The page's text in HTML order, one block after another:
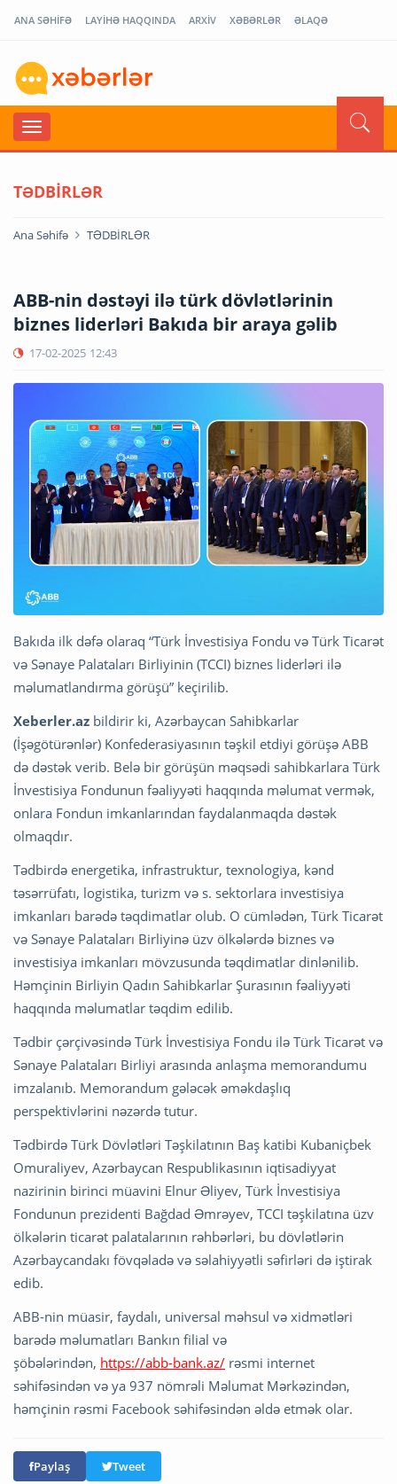
ANA SƏHİFƏ LAYİHƏ HAQQINDA ARXİV XƏBƏRLƏR ƏLAQƏ
TƏDBİRLƏR
Ana Səhifə TƏDBİRLƏR
ABB-nin dəstəyi ilə türk dövlətlərinin
biznes liderləri Bakıda bir araya gəlib
17-02-2025 12:43
Bakıda ilk dəfə olaraq “Türk İnvestisiya Fondu və Türk Ticarət
və Sənaye Palataları Birliyinin (TCCI) biznes liderləri ilə
məlumatlandırma görüşü” keçirilib.
Xeberler.az bildirir ki, Azərbaycan Sahibkarlar
(İşəgötürənlər) Konfederasiyasının təşkil etdiyi görüşə ABB
də dəstək verib. Belə bir görüşün məqsədi sahibkarlara Türk
İnvestisiya Fondunun fəaliyyəti haqqında məlumat vermək,
onlara Fondun imkanlarından faydalanmaqda dəstək
olmaqdır.
Tədbirdə energetika, infrastruktur, texnologiya, kənd
təsərrüfatı, logistika, turizm və s. sektorlara investisiya
imkanları barədə təqdimatlar olub. O cümlədən, Türk Ticarət
və Sənaye Palataları Birliyinə üzv ölkələrdə biznes və
investisiya imkanları mövzusunda təqdimatlar dinlənilib.
Həmçinin Birliyin Qadın Sahibkarlar Şurasının fəaliyyəti
haqqında məlumatlar təqdim edilib.
Tədbir çərçivəsində Türk İnvestisiya Fondu ilə Türk Ticarət və
Sənaye Palataları Birliyi arasında anlaşma memorandumu
imzalanıb. Memorandum gələcək əməkdaşlıq
perspektivlərini nəzərdə tutur.
Tədbirdə Türk Dövlətləri Təşkilatının Baş katibi Kubaniçbek
Omuraliyev, Azərbaycan Respublikasının iqtisadiyyat
nazirinin birinci müavini Elnur Əliyev, Türk İnvestisiya
Fondunun prezidenti Bağdad Əmrəyev, TCCI təşkilatına üzv
ölkələrin ticarət palatalarının rəhbərləri, bu dövlətlərin
Azərbaycandakı fövqəladə və səlahiyyətli səfirləri də iştirak
edib.
ABB-nin müasir, faydalı, universal məhsul və xidmətləri
barədə məlumatları Bankın filial və
şöbələrindən, https://abb-bank.az/ rəsmi internet
səhifəsindən və ya 937 nömrəli Məlumat Mərkəzindən,
həmçinin rəsmi Facebook səhifəsindən əldə etmək olar.
Paylaş Tweet